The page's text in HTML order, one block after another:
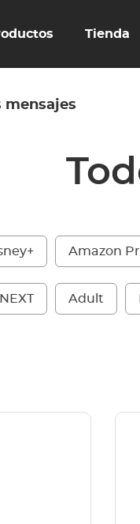
Tienda
mensajes
Amazon
Adult